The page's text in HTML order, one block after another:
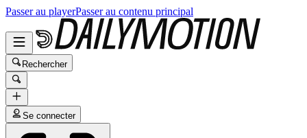
Passer au playerPasser au contenu principal
Rechercher
Se connecter